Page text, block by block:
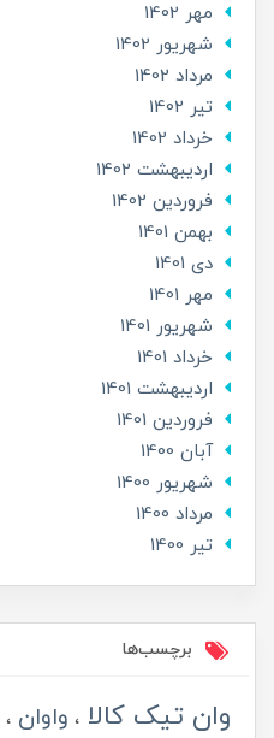
مهر 1402
شهریور 1402
مرداد 1402
تير 1402
خرداد 1402
ارديبهشت 1402
فروردین 1402
بهمن 1401
دی 1401
مهر 1401
شهریور 1401
خرداد 1401
ارديبهشت 1401
فروردین 1401
آبان 1400
شهریور 1400
مرداد 1400
تير 1400
برچسب‌ها
وان تیک کالا واوان